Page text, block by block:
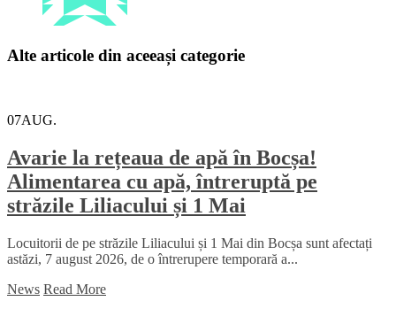
Alte articole din aceeași categorie
07AUG.
Avarie la rețeaua de apă în Bocșa!
Alimentarea cu apă, întreruptă pe
străzile Liliacului și 1 Mai
Locuitorii de pe străzile Liliacului și 1 Mai din Bocșa sunt afectați
astăzi, 7 august 2026, de o întrerupere temporară a...
News Read More